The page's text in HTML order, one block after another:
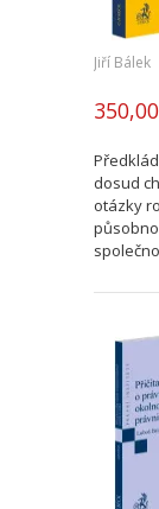
Jiří Bálek
dosud
otázky